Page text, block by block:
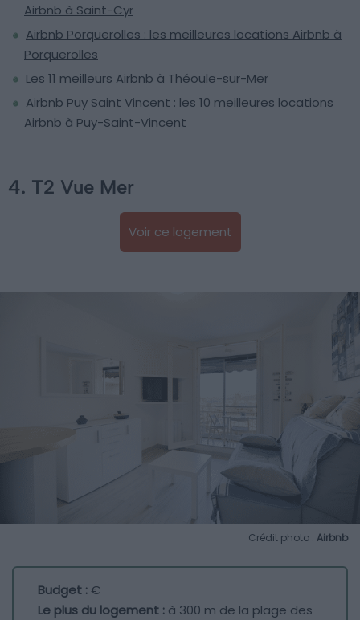
Airbnb à Saint-Cyr
Airbnb Porquerolles : les meilleures locations Airbnb à
Porquerolles
Les 11 meilleurs Airbnb à Théoule-sur-Mer
Airbnb Puy Saint Vincent : les 10 meilleures locations
Airbnb à Puy-Saint-Vincent
4. T2 Vue Mer
Voir ce logement
Crédit photo : Airbnb
Budget :€
Le plus du logement : à 300 m de la plage des